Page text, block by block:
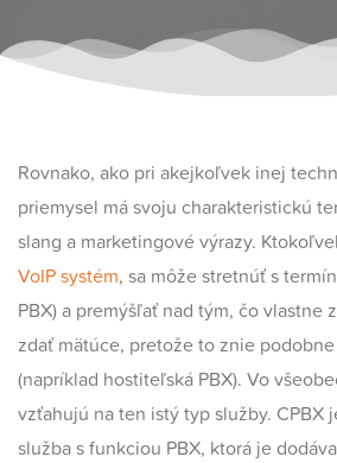
Rovnako, ako pri akejkoľvek inej
priemysel má svoju charakteristickú
slang a marketingové výrazy.
VoIP systém, sa môže stretnúť s
PBX) a premýšľať nad tým, čo vlastne
zdať mätúce, pretože to znie
(napríklad hostiteľská PBX). Vo
vzťahujú na ten istý typ služby. CPBX
služba s funkciou PBX, ktorá je